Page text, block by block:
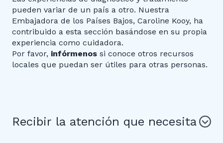
pueden variar de un país a otro. Nuestra
Embajadora de los Países Bajos, Caroline Kooy, ha
contribuido a esta sección basándose en su propia
experiencia como cuidadora.
Por favor, infórmenos si conoce otros recursos
locales que puedan ser útiles para otras personas.
Recibir la atención que necesita